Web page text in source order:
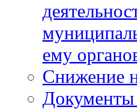
ему
Снижение
Документы